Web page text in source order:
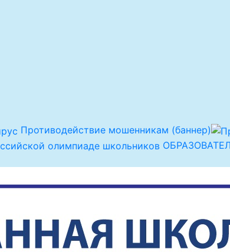
Противодействие мошенникам (баннер)